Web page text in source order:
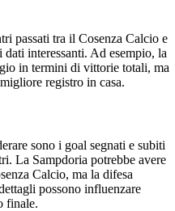
passati tra il Cosenza Calcio e
interessanti. Ad esempio, la
in termini di vittorie totali, ma
registro in casa.
sono i goal segnati e subiti
La Sampdoria potrebbe avere
Calcio, ma la difesa
possono influenzare
finale.